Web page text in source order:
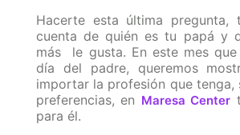
Hacerte esta última pregunta,
cuenta de quién es tu papá y
más le gusta. En este mes
día del padre, queremos
importar la profesión que tenga,
preferencias, en Maresa Center
para él.